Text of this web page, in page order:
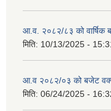
आ.व. २०८२/८३ को वार्षिक
मिति: 10/13/2025 -
आ.व २०८२/०३ को बजेट
मिति: 06/24/2025 -